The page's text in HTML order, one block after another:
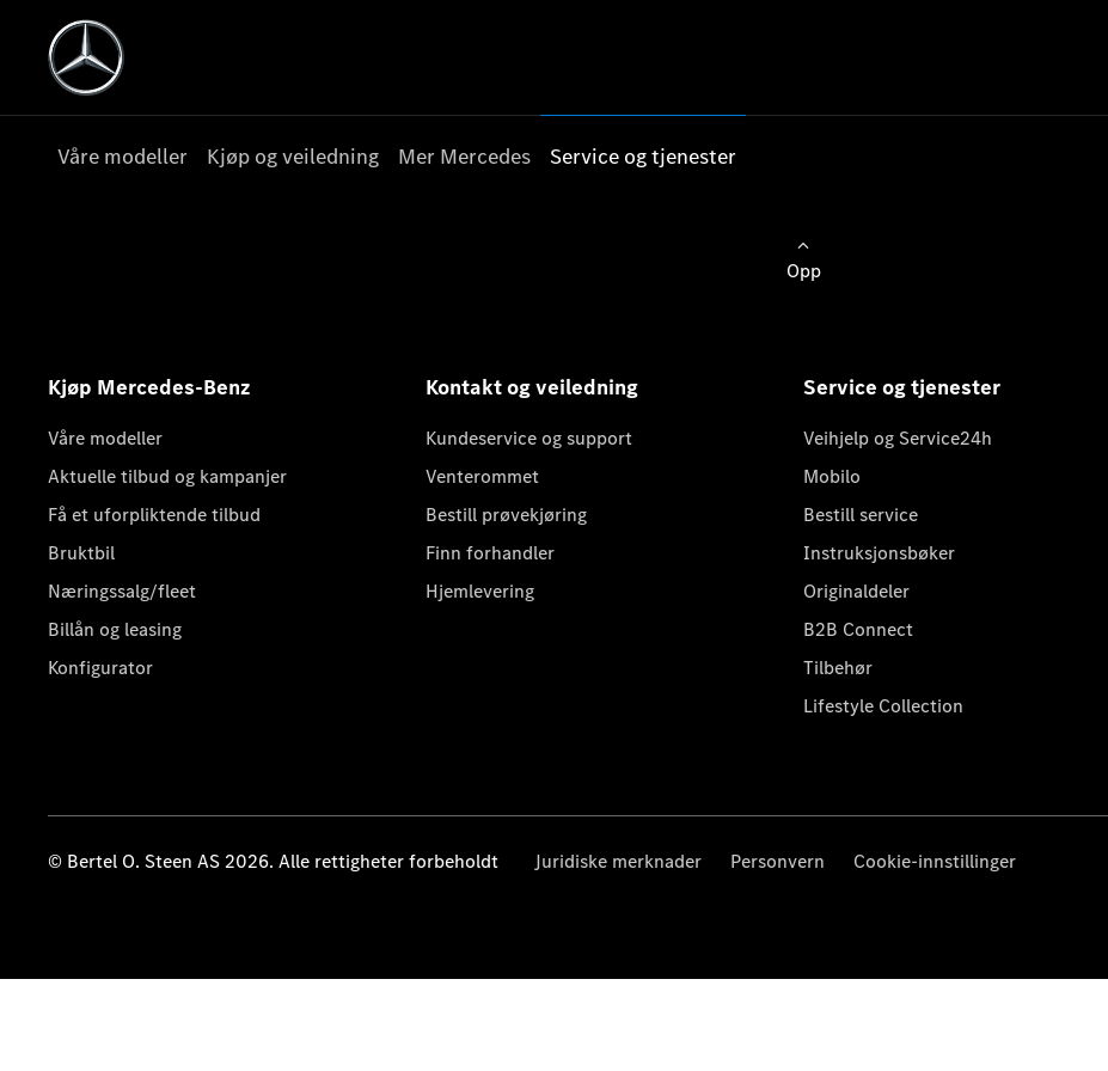
Våre modeller Kjøp og veiledning Mer Mercedes Service og tjenester
Opp
Kjøp Mercedes-Benz
Våre modeller
Aktuelle tilbud og kampanjer
Få et uforpliktende tilbud
Bruktbil
Næringssalg/fleet
Billån og leasing
Konfigurator
Kontakt og veiledning
Kundeservice og support
Venterommet
Bestill prøvekjøring
Finn forhandler
Hjemlevering
Service og tjenester
Veihjelp og Service24h
Mobilo
Bestill service
Instruksjonsbøker
Originaldeler
B2B Connect
Tilbehør
Lifestyle Collection
© Bertel O. Steen AS 2026. Alle rettigheter forbeholdt Juridiske merknader Personvern Cookie-innstillinger